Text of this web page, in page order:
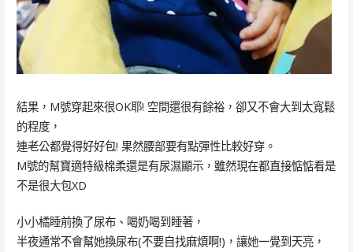
結果，M號穿起來很OK耶! 空間還很有餘裕，卻又不會大到太寬鬆
的程度，
連老公都覺得好好包! 果然腰部要有點彈性比較好穿。
M號的幫寶適特級棉柔還是有尿濕顯示，雖然現在都直接惦惦看是
不是很大包XD
小小橘睡前換了尿布、喝奶喝到睡著，
半夜通常不會幫她換尿布(不要自找麻煩啊!)，讓她一覺到天亮，